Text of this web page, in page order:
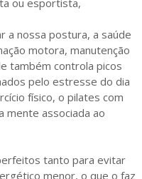
ou esportista,
a nossa postura, a saúde
motora, manutenção
também controla picos
pelo estresse do dia
físico, o pilates com
mente associada ao
tanto para evitar
menor, o que o faz